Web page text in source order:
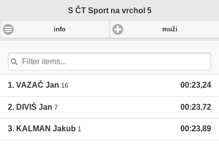
S ČT Sport na vrchol 5
info muži
1. VAZAČ Jan 16 00:23,24
2. DIVIŠ Jan 7 00:23,72
3. KALMAN Jakub 1 00:23,89